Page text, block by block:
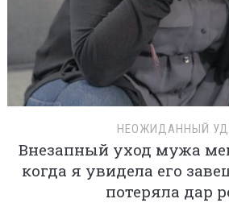
НЕОЖИДАННЫЙ
Внезапный уход мужа
когда я увидела его
потеряла дар